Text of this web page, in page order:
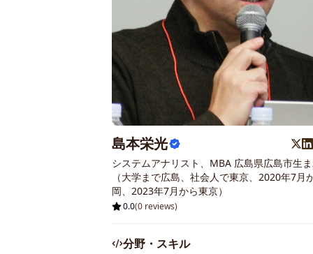
島本栄光
システムアナリスト、MBA 広島県広島市生
（大学まで広島、社会人で東京、2020年7月
岡、2023年7月から東京）
0.0(0 reviews)
分野・スキル